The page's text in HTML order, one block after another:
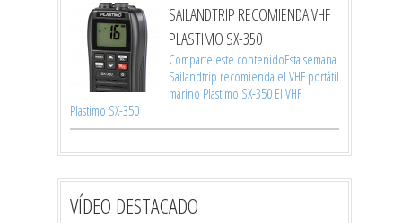
SAILANDTRIP RECOMIENDA VHF
PLASTIMO SX-350
Comparte este contenidoEsta semana
Sailandtrip recomienda el VHF portátil
marino Plastimo SX-350 El VHF
Plastimo SX-350
VÍDEO DESTACADO